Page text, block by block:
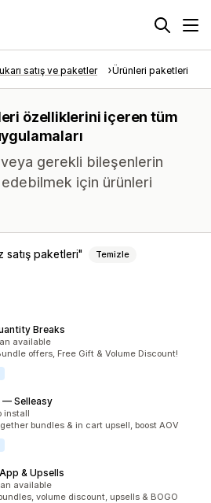
satış ve paketler Ürünleri paketleri
özelliklerini içeren tüm
gerekli bileşenlerin
için ürünleri
satış paketleri Temizle
Breaks
available
offers, Free Gift & Volume Discount!
— Selleasy
install
bundles & in cart upsell, boost AOV
& Upsells
available
volume discount, upsells & BOGO